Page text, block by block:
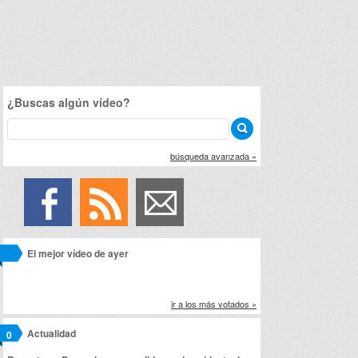
¿Buscas algún vídeo?
búsqueda avanzada »
El mejor vídeo de ayer
ir a los más votados »
Actualidad
0